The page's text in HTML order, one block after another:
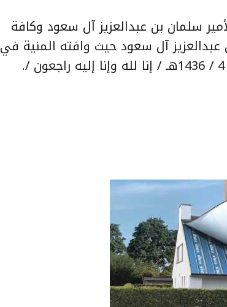
سلمان بن عبدالعزيز آل سعود وكافة
عبدالعزيز آل سعود حيث وافته المنية في
تمام الساعة الواحدة من صباح هذا اليوم الجمعة الموافق 3 / 4 / 1436هـ / إنا لله وإنا إليه راجعون /.